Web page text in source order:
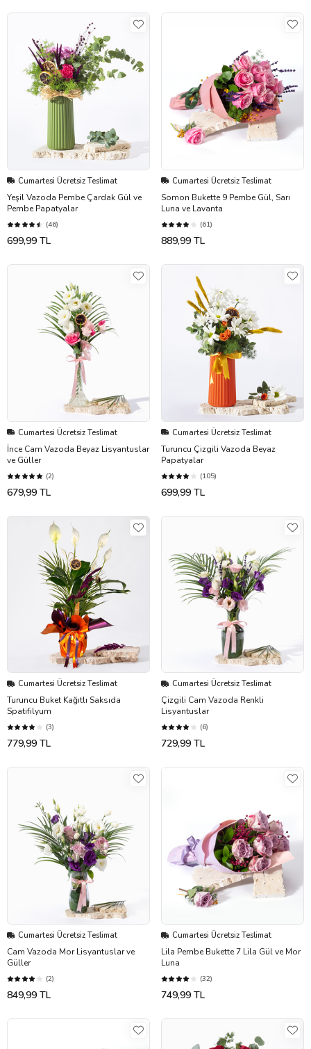
Cumartesi Ücretsiz Teslimat
Yeşil Vazoda Pembe Çardak Gül ve
Pembe Papatyalar
(46)
699,99 TL
Cumartesi Ücretsiz Teslimat
Somon Bukette 9 Pembe Gül, Sarı
Luna ve Lavanta
(61)
889,99 TL
Cumartesi Ücretsiz Teslimat
İnce Cam Vazoda Beyaz Lisyantuslar
ve Güller
(2)
679,99 TL
Cumartesi Ücretsiz Teslimat
Turuncu Çizgili Vazoda Beyaz
Papatyalar
(105)
699,99 TL
Cumartesi Ücretsiz Teslimat
Turuncu Buket Kağıtlı Saksıda
Spatifilyum
(3)
779,99 TL
Cumartesi Ücretsiz Teslimat
Çizgili Cam Vazoda Renkli
Lisyantuslar
(6)
729,99 TL
Cumartesi Ücretsiz Teslimat
Cam Vazoda Mor Lisyantuslar ve
Güller
(2)
849,99 TL
Cumartesi Ücretsiz Teslimat
Lila Pembe Bukette 7 Lila Gül ve Mor
Luna
(32)
749,99 TL